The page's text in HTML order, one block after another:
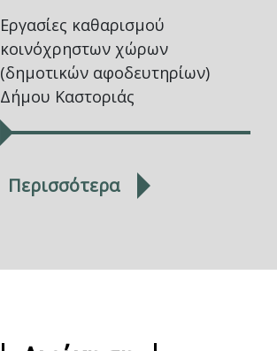
Εργασίες καθαρισμού
κοινόχρηστων χώρων
(δημοτικών αφοδευτηρίων)
Δήμου Καστοριάς
Περισσότερα